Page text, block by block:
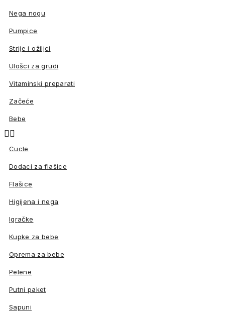
Nega nogu
Pumpice
Strije i ožiljci
Ulošci za grudi
Vitaminski preparati
Začeće
Bebe

Cucle
Dodaci za flašice
Flašice
Higijena i nega
Igračke
Kupke za bebe
Oprema za bebe
Pelene
Putni paket
Sapuni